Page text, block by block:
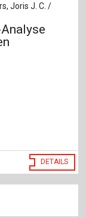
Joris J. C. /
DETAILS